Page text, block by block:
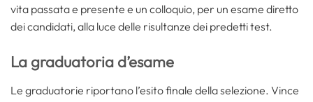
vita passata e presente e un colloquio, per un esame diretto
dei candidati, alla luce delle risultanze dei predetti test.
La graduatoria d’esame
Le graduatorie riportano l’esito finale della selezione. Vince